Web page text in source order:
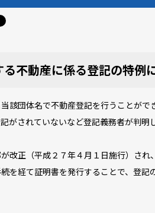
不動産に係る登記の特例
該団体名で不動産登記を行うことが
がされていないなど登記義務者が判
改正（平成２７年４月１日施行）さ
を経て証明書を発行することで、登